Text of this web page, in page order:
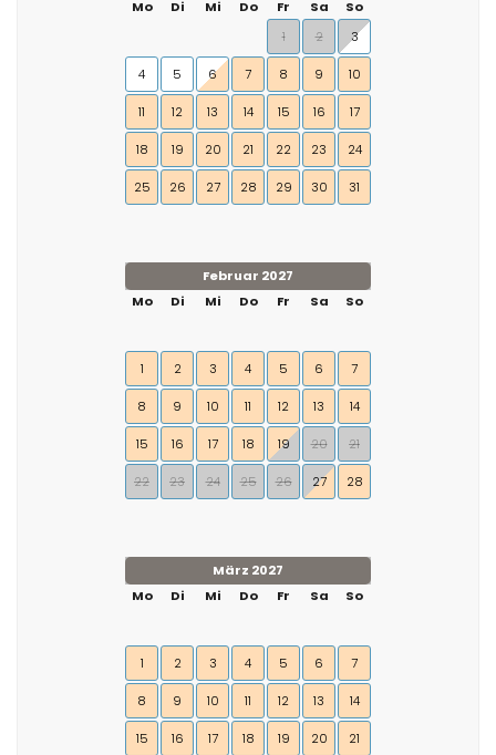
Mo
Di Mi Do Fr Sa
So
1
2 3
4 5 6 7 8 9 10
11 12 13 14 15 16 17
18 19 20 21 22 23 24
25 26 27 28 29 30 31
Februar 2027
Mo
Di Mi Do Fr Sa So
1 2 3 4 5 6 7
8 9 10 11 12 13 14
15 16 17 18 19 20 21
22 23 24 25 26 27 28
März 2027
Mo
Di Mi Do Fr Sa So
1 2 3 4 5 6 7
8 9 10 11 12 13 14
15 16 17 18 19 20 21